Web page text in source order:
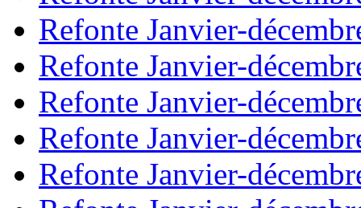
Refonte Janvier-
Refonte Janvier-
Refonte Janvier-
Refonte Janvier-
Refonte Janvier-